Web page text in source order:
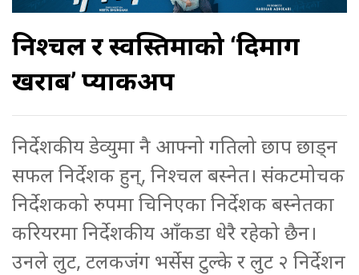
निश्चल र स्वस्तिमाको ‘दिमाग
खराब’ प्याकअप
निर्देशकीय डेव्युमा नै आफ्नो गतिलो छाप छाड्न
सफल निर्देशक हुन्, निश्चल बस्नेत। संकटमोचक
निर्देशकको रुपमा चिनिएका निर्देशक बस्नेतका
करियरमा निर्देशकीय आँकडा धेरै रहेको छैन।
उनले लुट, टलकजंग भर्सेस टुल्के र लुट २ निर्देशन